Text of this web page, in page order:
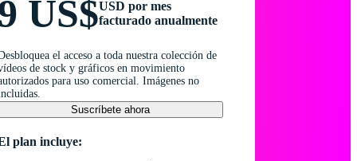
US$USD por mes
facturado anualmente
el acceso a toda nuestra colección de
de stock y gráficos en movimiento
para uso comercial. Imágenes no
Suscríbete ahora
plan incluye: